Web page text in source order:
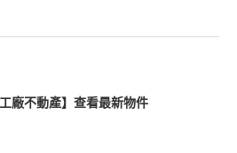
廠不動產】查看最新物件